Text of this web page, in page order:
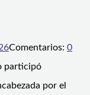
Comentarios: 0
participó
por el